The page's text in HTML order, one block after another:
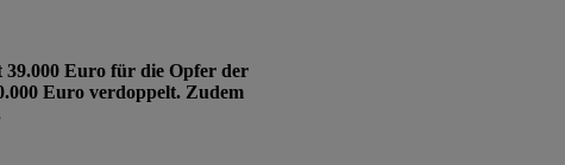
39.000 Euro für die Opfer der
Euro verdoppelt. Zudem